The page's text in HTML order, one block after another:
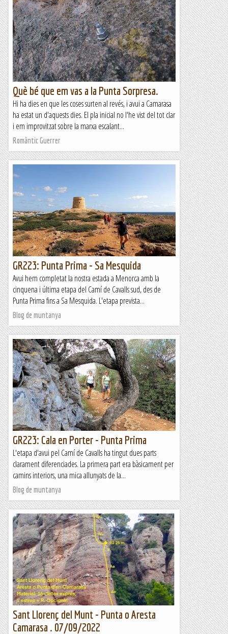
Què bé que em vas a la Punta Sorpresa.
Hi ha dies en que les coses surten al revés, i avui a Camarasa
ha estat un d'aquests dies. El pla inicial no l'he vist del tot clar
i em improvitzat sobre la marxa escalant...
Romàntic Guerrer
GR223: Punta Prima - Sa Mesquida
Avui hem completat la nostra estada a Menorca amb la
cinquena i última etapa del Camí de Cavalls sud, des de
Punta Prima fins a Sa Mesquida. L'etapa prevista...
Blog de muntanya
GR223: Cala en Porter - Punta Prima
L'etapa d'avui pel Camí de Cavalls ha tingut dues parts
clarament diferenciades. La primera part era bàsicament per
camins interiors, una mica allunyats de la...
Blog de muntanya
Sant Llorenç del Munt - Punta o Aresta
Camarasa . 07/09/2022